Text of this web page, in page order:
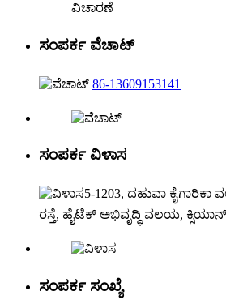
ವಿಚಾರಣೆ
ಸಂಪರ್ಕ ವೆಚಾಟ್
86-13609153141
ಸಂಪರ್ಕ ವಿಳಾಸ
5-1203, ದಹುವಾ
ರಸ್ತೆ, ಹೈಟೆಕ್ ಅಭಿವೃದ್ಧಿ ವಲಯ, ಕ್ಸಿಯಾನ್,
ಸಂಪರ್ಕ ಸಂಖ್ಯೆ